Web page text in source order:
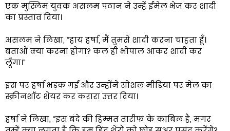
एक मुस्लिम युवक असलम पठान ने उन्हें ईमेल भेज कर शादी
का प्रस्ताव दिया।
असलम ने लिखा, “हाय हर्षा, मैं तुमसे शादी करना चाहता हूँ।
बताओ क्या करना होगा? कल ही भोपाल आकर शादी कर
लूँगा।”
इस पर हर्षा भड़क गईं और उन्होंने सोशल मीडिया पर मेल का
स्क्रीनशॉट शेयर कर करारा उत्तर दिया।
हर्षा ने लिखा, “इस बंदे की हिम्मत तारीफ के काबिल है, मगर